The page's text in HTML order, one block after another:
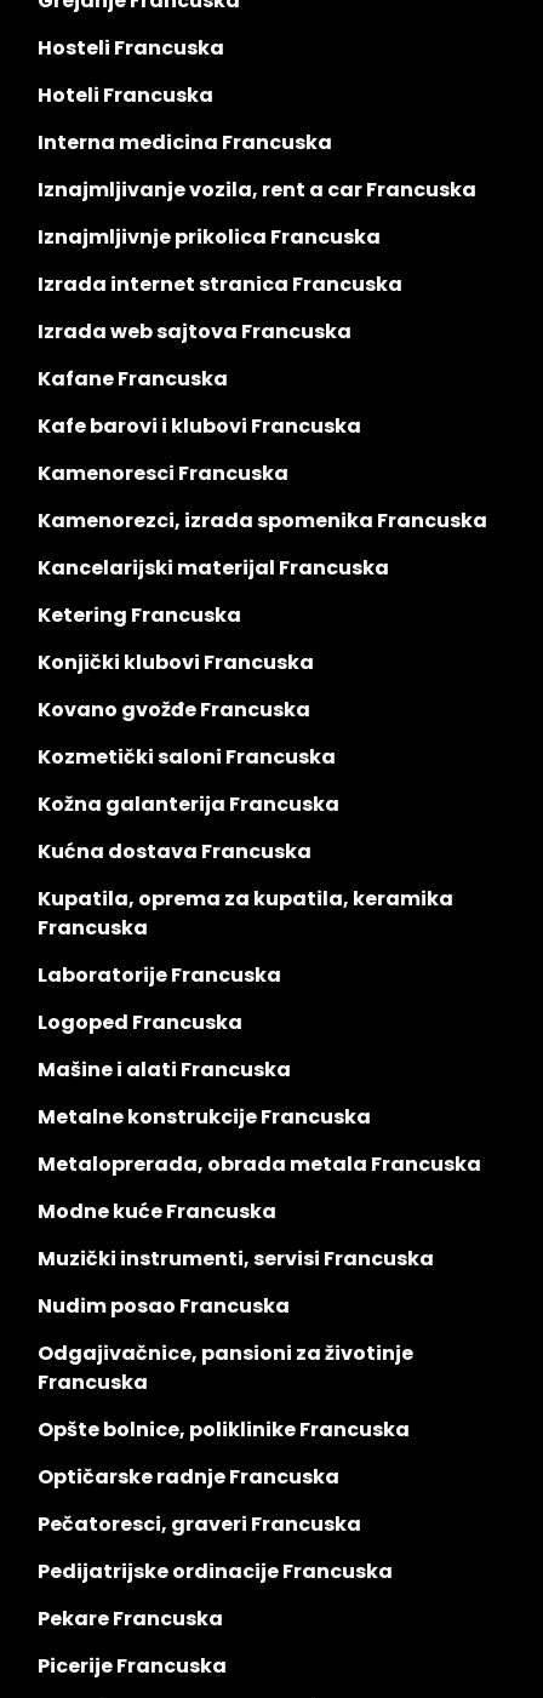
Hosteli Francuska
Hoteli Francuska
Interna medicina Francuska
Iznajmljivanje vozila, rent a car Francuska
Iznajmljivnje prikolica Francuska
Izrada internet stranica Francuska
Izrada web sajtova Francuska
Kafane Francuska
Kafe barovi i klubovi Francuska
Kamenoresci Francuska
Kamenorezci, izrada spomenika Francuska
Kancelarijski materijal Francuska
Ketering Francuska
Konjički klubovi Francuska
Kovano gvožđe Francuska
Kozmetički saloni Francuska
Kožna galanterija Francuska
Kućna dostava Francuska
Kupatila, oprema za kupatila, keramika
Francuska
Laboratorije Francuska
Logoped Francuska
Mašine i alati Francuska
Metalne konstrukcije Francuska
Metaloprerada, obrada metala Francuska
Modne kuće Francuska
Muzički instrumenti, servisi Francuska
Nudim posao Francuska
Odgajivačnice, pansioni za životinje
Francuska
Opšte bolnice, poliklinike Francuska
Optičarske radnje Francuska
Pečatoresci, graveri Francuska
Pedijatrijske ordinacije Francuska
Pekare Francuska
Picerije Francuska